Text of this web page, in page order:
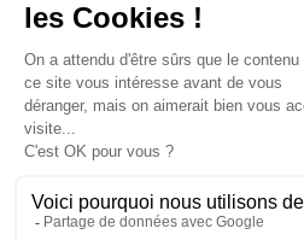
ANTI TAUPES
Ultrasons
Vente en gros
Anti insectes
Désinsectiseurs Electrique DEIV
Insecticides non soumis à la
BLACK FRIDAY